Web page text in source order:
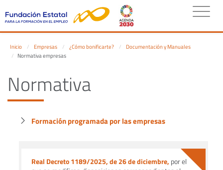
Inicio Empresas ¿Cómo bonificarte?
Documentación y Manuales
Normativa empresas
Normativa
Formación programada por las empresas
Real Decreto 1189/2025, de 26 de diciembre, por el